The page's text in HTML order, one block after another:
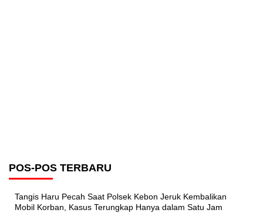
POS-POS TERBARU
Tangis Haru Pecah Saat Polsek Kebon Jeruk Kembalikan
Mobil Korban, Kasus Terungkap Hanya dalam Satu Jam